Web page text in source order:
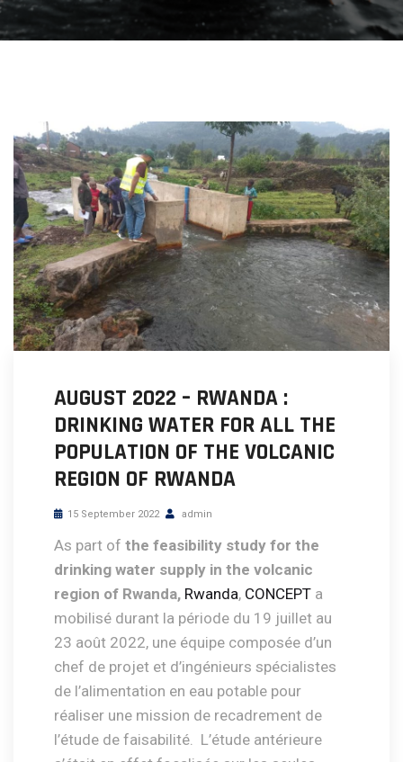
AUGUST 2022 – RWANDA :
DRINKING WATER FOR ALL THE
POPULATION OF THE VOLCANIC
REGION OF RWANDA
15 September 2022 admin
As part of the feasibility study for the
drinking water supply in the volcanic
region of Rwanda, Rwanda, CONCEPT a
mobilisé durant la période du 19 juillet au
23 août 2022, une équipe composée d’un
chef de projet et d’ingénieurs spécialistes
de l’alimentation en eau potable pour
réaliser une mission de recadrement de
l’étude de faisabilité. L’étude antérieure